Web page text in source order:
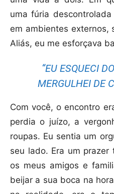
uma fúria
em ambientes externos,
Aliás, eu me esforçava
“EU ESQUECI
MERGULHEI DE
Com você, o encontro
perdia o juízo, a
roupas. Eu sentia um
seu lado. Era um
os meus amigos e
beijar a sua boca na